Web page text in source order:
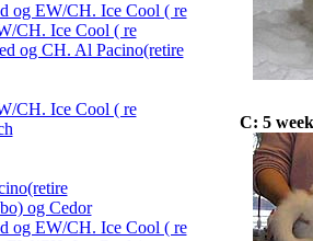
og EW/CH. Ice Cool ( re
CH. Ice Cool ( re
og CH. Al Pacino(retire
CH. Ice Cool ( re
og Cedor
og EW/CH. Ice Cool ( re
C: 5